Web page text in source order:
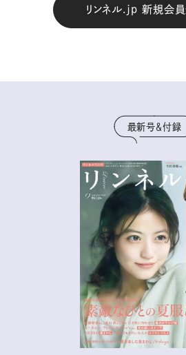
リンネル.jp 新規会
最新号＆付録